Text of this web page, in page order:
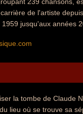
de l'artiste
jusqu'aux années
la tombe de Claude
lieu où se trouve sa